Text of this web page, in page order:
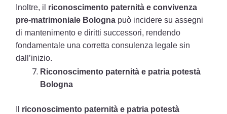
Inoltre, il riconoscimento paternità e convivenza
pre-matrimoniale Bologna può incidere su assegni
di mantenimento e diritti successori, rendendo
fondamentale una corretta consulenza legale sin
dall’inizio.
Riconoscimento paternità e patria potestà
Bologna
riconoscimento paternità e patria potestà